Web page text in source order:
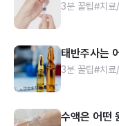
3분 꿀팁#치료
태반주사는
3분 꿀팁#치료
수액은 어떤